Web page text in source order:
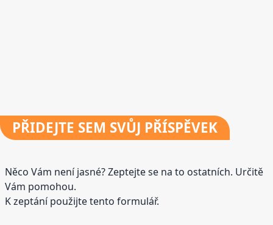
PŘIDEJTE SEM SVŮJ PŘÍSPĚVEK
Něco Vám není jasné? Zeptejte se na to ostatních. Určitě
Vám pomohou.
K zeptání použijte tento formulář.